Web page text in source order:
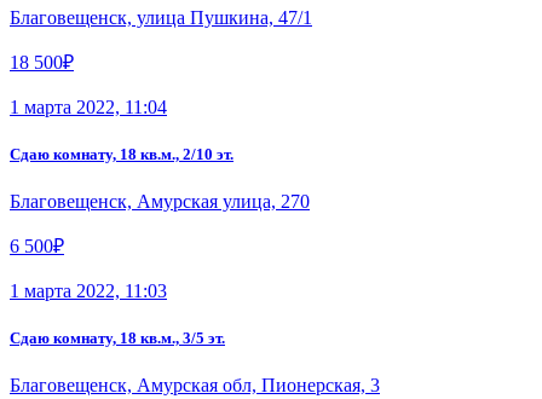
Благовещенск, улица Пушкина, 47/1
18 500₽
1 марта 2022, 11:04
Сдаю комнату, 18 кв.м., 2/10 эт.
Благовещенск, Амурская улица, 270
6 500₽
1 марта 2022, 11:03
Сдаю комнату, 18 кв.м., 3/5 эт.
Благовещенск, Амурская обл, Пионерская, 3